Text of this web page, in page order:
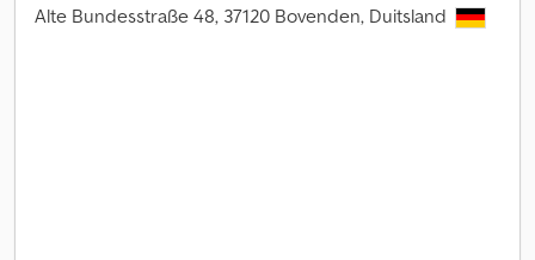
Alte Bundesstraße 48, 37120 Bovenden, Duitsland